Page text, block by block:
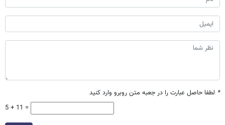
* لطفا حاصل عبارت را در جعبه متن روبرو وارد کنید
5 + 11 =